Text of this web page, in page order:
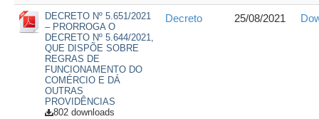
DECRETO Nº 5.651/2021
– PRORROGA O
DECRETO Nº 5.644/2021,
QUE DISPÕE SOBRE
REGRAS DE
FUNCIONAMENTO DO
COMÉRCIO E DÁ
OUTRAS
PROVIDÊNCIAS
802 downloads
Decreto 25/08/2021